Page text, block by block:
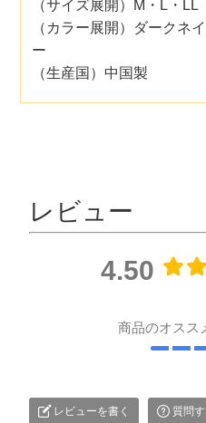
（サイズ展開）M・L・LL
（カラー展開）ダークネ
ー
（生産国）中国製
レビュー
4.50
商品のオスス
レビューを書く 質問